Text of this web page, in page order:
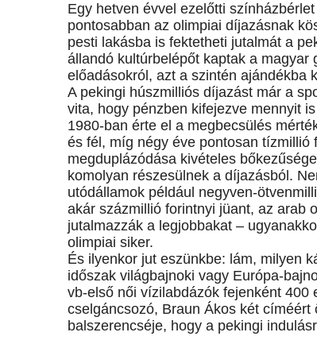
Egy hetven évvel ezelőtti
pontosabban az olimpiai díjazásnak
pesti lakásba is fektetheti jutalmát a
állandó kultúrbelépőt kaptak a
előadásokról, azt a szintén
A pekingi húszmilliós díjazást már a
vita, hogy pénzben kifejezve mennyit
1980-ban érte el a megbecsülés
és fél, míg négy éve pontosan tízmillió
megduplázódása kivételes
komolyan részesülnek a díjazásból.
utódállamok például negyven-
akár százmillió forintnyi jüant, az arab
jutalmazzák a legjobbakat –
olimpiai siker.
És ilyenkor jut eszünkbe: lám, milyen
időszak világbajnoki vagy Európa-
vb-első női vízilabdázók fejenként
cselgáncsozó, Braun Ákos két
balszerencséje, hogy a pekingi